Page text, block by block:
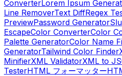
ConverterLorem Ipsum
Line RemoverText DiffRegex
PreviewPassword Generator
EscapeColor ConverterColor
Palette GeneratorColor Name
GeneratorTailwind Color Finder
MinifierXML ValidatorXML to
TesterHTML フォーマッター